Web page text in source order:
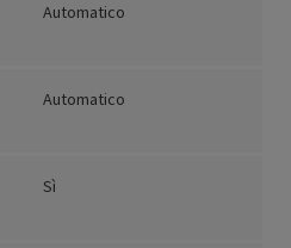
Automatico
Automatico
Sì